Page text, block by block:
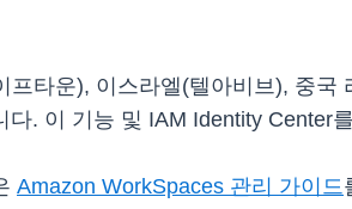
프타운), 이스라엘(텔아비브), 중
다. 이 기능 및 IAM Identity Center
Amazon WorkSpaces 관리 가이드